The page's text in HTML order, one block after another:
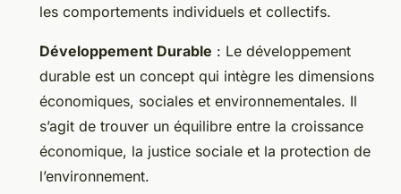
les comportements individuels et collectifs.
Développement Durable : Le développement
durable est un concept qui intègre les dimensions
économiques, sociales et environnementales. Il
s’agit de trouver un équilibre entre la croissance
économique, la justice sociale et la protection de
l’environnement.